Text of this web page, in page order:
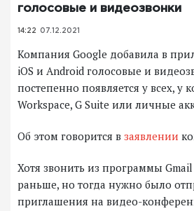
голосовые и видеозвонки
14:22 07.12.2021
Компания Google добавила в
iOS и Android голосовые и
постепенно появляется у всех, у
Workspace, G Suite или личные
Об этом говорится в заявлении
Хотя звонить из программы
раньше, но тогда нужно было
приглашения на видео-